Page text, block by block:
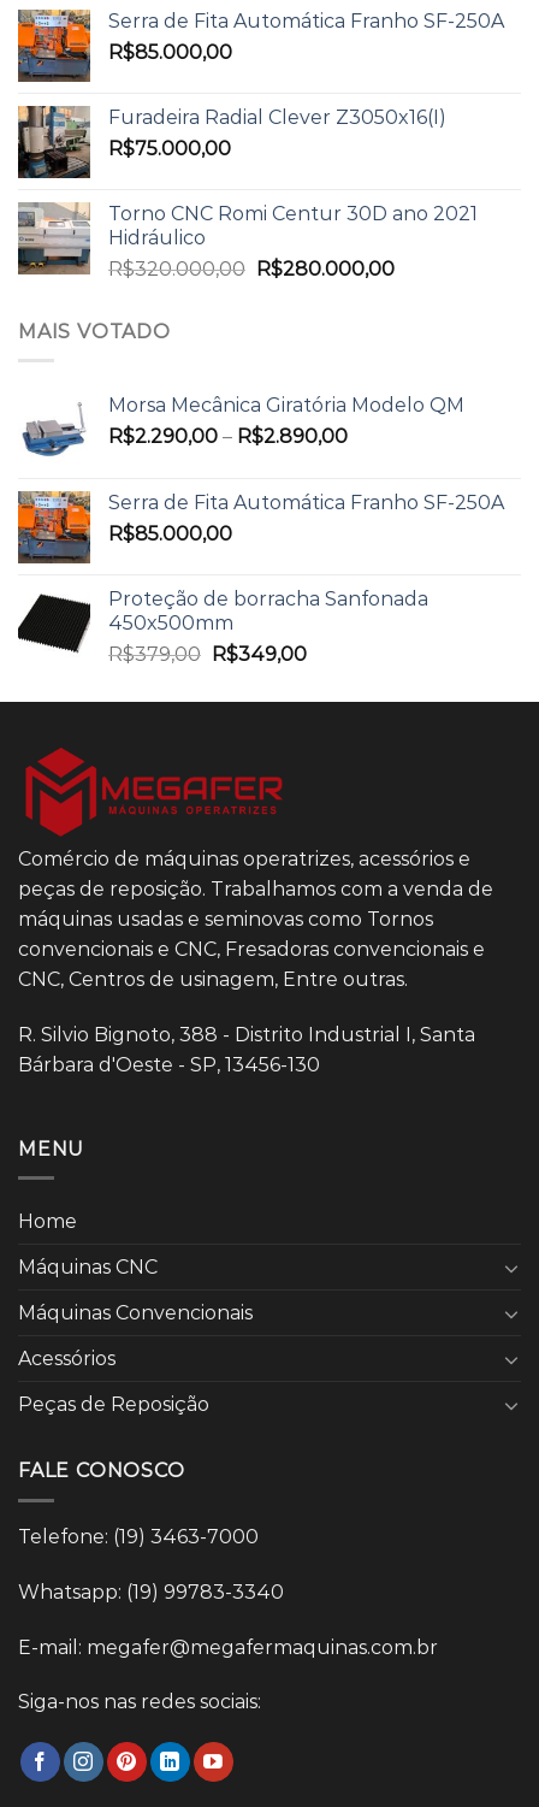
Serra de Fita Automática Franho SF-250A
R$85.000,00
Furadeira Radial Clever Z3050x16(I)
R$75.000,00
Torno CNC Romi Centur 30D ano 2021
Hidráulico
R$320.000,00 R$280.000,00
MAIS VOTADO
Morsa Mecânica Giratória Modelo QM
R$2.290,00 – R$2.890,00
Serra de Fita Automática Franho SF-250A
R$85.000,00
Proteção de borracha Sanfonada
450x500mm
R$379,00 R$349,00
Comércio de máquinas operatrizes, acessórios e
peças de reposição. Trabalhamos com a venda de
máquinas usadas e seminovas como Tornos
convencionais e CNC, Fresadoras convencionais e
CNC, Centros de usinagem, Entre outras.
R. Silvio Bignoto, 388 - Distrito Industrial I, Santa
Bárbara d'Oeste - SP, 13456-130
MENU
Home
Máquinas CNC
Máquinas Convencionais
Acessórios
Peças de Reposição
FALE CONOSCO
Telefone: (19) 3463-7000
Whatsapp: (19) 99783-3340
E-mail: megafer@megafermaquinas.com.br
Siga-nos nas redes sociais: